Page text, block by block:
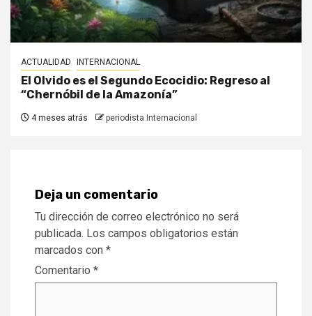
ACTUALIDAD INTERNACIONAL
El Olvido es el Segundo Ecocidio: Regreso al
“Chernóbil de la Amazonía”
4 meses atrás periodista Internacional
Deja un comentario
Tu dirección de correo electrónico no será
publicada. Los campos obligatorios están
marcados con *
Comentario *